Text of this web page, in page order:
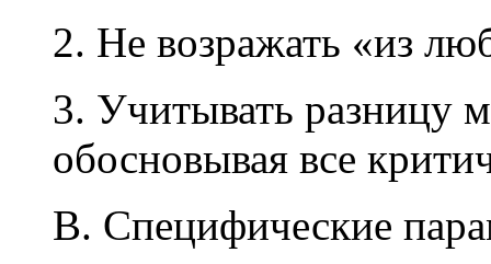
2. Не возражать «из
3. Учитывать разницу
обосновывая все
B. Специфические